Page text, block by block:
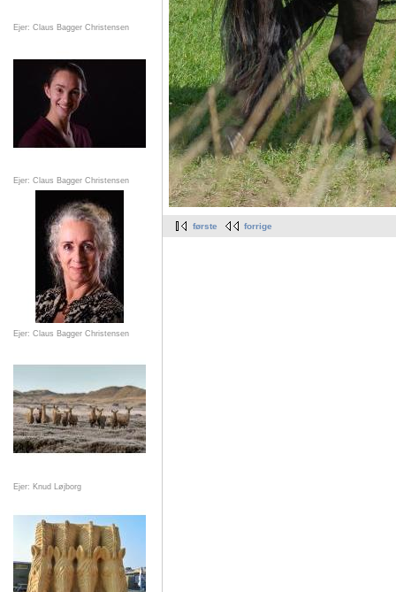
Ejer: Claus Bagger Christensen
Ejer: Claus Bagger Christensen
Ejer: Claus Bagger Christensen
Ejer: Knud Løjborg
første forrige